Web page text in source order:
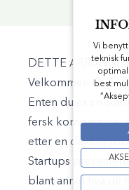
DETTE
Velkommen til vår
Enten du er en
fersk kompetanse,
etter en
Startups
blant annet hva de
Vi
teknisk
best